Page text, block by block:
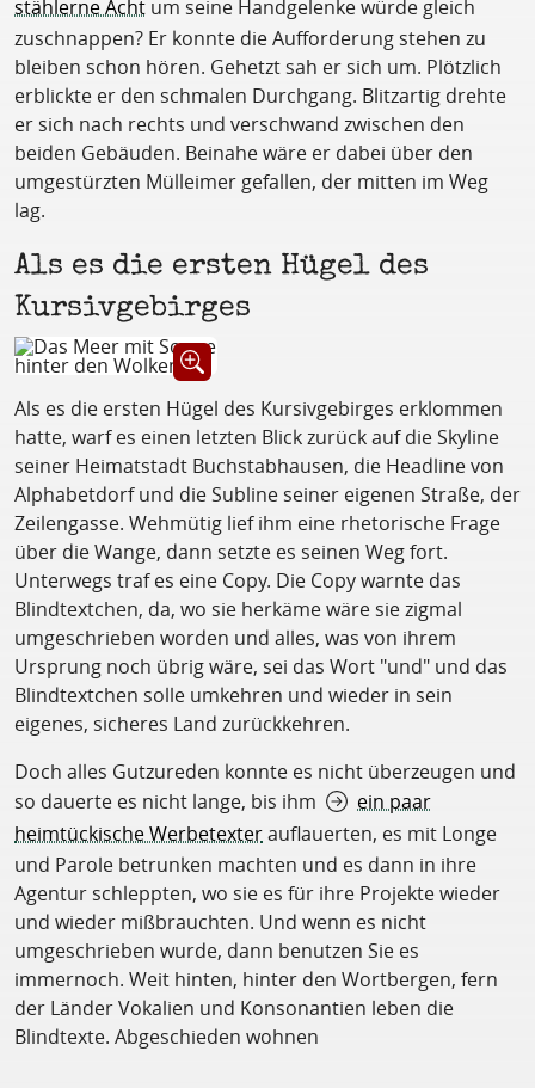
stählerne Acht um seine Handgelenke würde gleich
zuschnappen? Er konnte die Aufforderung stehen zu
bleiben schon hören. Gehetzt sah er sich um. Plötzlich
erblickte er den schmalen Durchgang. Blitzartig drehte
er sich nach rechts und verschwand zwischen den
beiden Gebäuden. Beinahe wäre er dabei über den
umgestürzten Mülleimer gefallen, der mitten im Weg
lag.
Als es die ersten Hügel des
Kursivgebirges
Öffnet Bild in Großansicht
Als es die ersten Hügel des Kursivgebirges erklommen
hatte, warf es einen letzten Blick zurück auf die Skyline
seiner Heimatstadt Buchstabhausen, die Headline von
Alphabetdorf und die Subline seiner eigenen Straße, der
Zeilengasse. Wehmütig lief ihm eine rhetorische Frage
über die Wange, dann setzte es seinen Weg fort.
Unterwegs traf es eine Copy. Die Copy warnte das
Blindtextchen, da, wo sie herkäme wäre sie zigmal
umgeschrieben worden und alles, was von ihrem
Ursprung noch übrig wäre, sei das Wort "und" und das
Blindtextchen solle umkehren und wieder in sein
eigenes, sicheres Land zurückkehren.
Doch alles Gutzureden konnte es nicht überzeugen und
so dauerte es nicht lange, bis ihm
ein paar
heimtückische Werbetexterauflauerten, es mit Longe
und Parole betrunken machten und es dann in ihre
Agentur schleppten, wo sie es für ihre Projekte wieder
und wieder mißbrauchten. Und wenn es nicht
umgeschrieben wurde, dann benutzen Sie es
immernoch. Weit hinten, hinter den Wortbergen, fern
der Länder Vokalien und Konsonantien leben die
Blindtexte. Abgeschieden wohnen